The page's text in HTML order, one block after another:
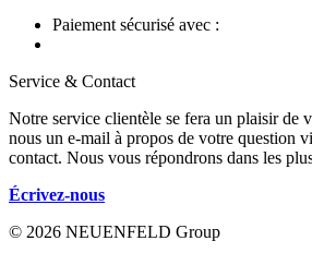
Paiement sécurisé avec :
Service & Contact
Notre service clientèle se fera un plaisir de
nous un e-mail à propos de votre question
contact. Nous vous répondrons dans les
Écrivez-nous
© 2026 NEUENFELD Group